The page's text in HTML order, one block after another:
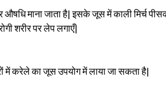
माना जाता है| इसके जूस में काली मिर्च
शरीर पर लेप लगाएँ|
में करेले का जूस उपयोग में लाया जा सकता है|